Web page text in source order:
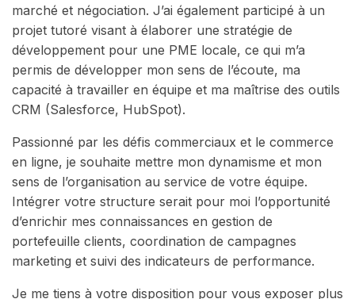
marché et négociation. J’ai également participé à un
projet tutoré visant à élaborer une stratégie de
développement pour une PME locale, ce qui m’a
permis de développer mon sens de l’écoute, ma
capacité à travailler en équipe et ma maîtrise des outils
CRM (Salesforce, HubSpot).
Passionné par les défis commerciaux et le commerce
en ligne, je souhaite mettre mon dynamisme et mon
sens de l’organisation au service de votre équipe.
Intégrer votre structure serait pour moi l’opportunité
d’enrichir mes connaissances en gestion de
portefeuille clients, coordination de campagnes
marketing et suivi des indicateurs de performance.
Je me tiens à votre disposition pour vous exposer plus